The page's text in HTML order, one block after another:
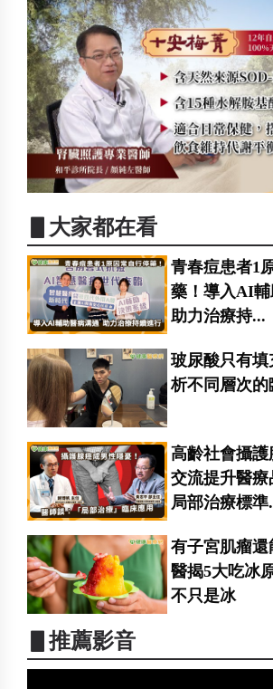
▋大家都在看
青春痘患者1
藥！導入AI
助力治療持...
玻尿酸只有
析不同層次的
高齡社會攝護
交流提升醫
局部治療標準
有子宮肌瘤
醫揭5大吃冰
不只是冰
▋推薦影音